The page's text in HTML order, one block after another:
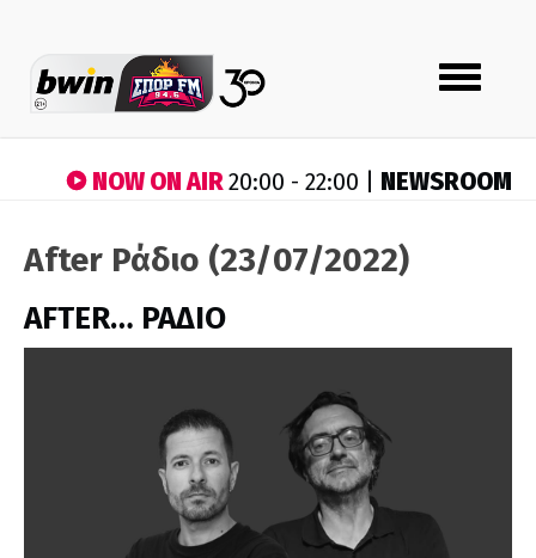
Toggle
navigation
NOW ON AIR20:00 - 22:00 | NEWSROOM
After Ράδιο (23/07/2022)
AFTER… ΡΑΔΙΟ